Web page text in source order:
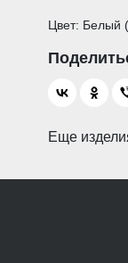
Цвет: Белый
Еще